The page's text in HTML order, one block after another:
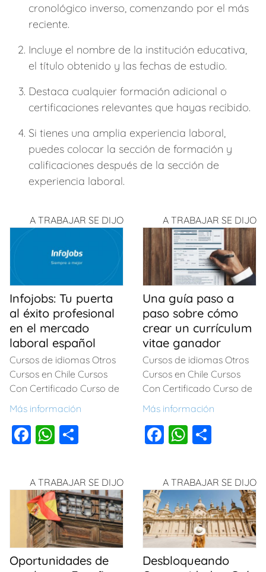
cronológico inverso, comenzando por el más
reciente.
Incluye el nombre de la institución educativa,
el título obtenido y las fechas de estudio.
Destaca cualquier formación adicional o
certificaciones relevantes que hayas recibido.
Si tienes una amplia experiencia laboral,
puedes colocar la sección de formación y
calificaciones después de la sección de
experiencia laboral.
A TRABAJAR SE DIJO
Infojobs: Tu puerta
al éxito profesional
en el mercado
laboral español
Cursos de idiomas Otros
Cursos en Chile Cursos
Con Certificado Curso de
Más información
F
c
e
b
o
o
W
at
s
A
p
p
m
p
ar
tir
A TRABAJAR SE DIJO
Una guía paso a
paso sobre cómo
crear un currículum
vitae ganador
Cursos de idiomas Otros
Cursos en Chile Cursos
Con Certificado Curso de
Más información
F
c
e
b
o
o
W
at
s
A
p
p
m
p
ar
tir
A TRABAJAR SE DIJO
Oportunidades de
A TRABAJAR SE DIJO
Desbloqueando